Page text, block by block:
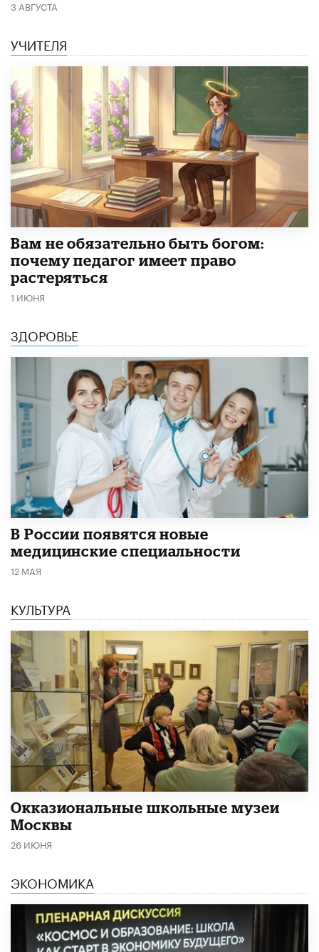
3 АВГУСТА
УЧИТЕЛЯ
​Вам не обязательно быть богом:
почему педагог имеет право
растеряться
1 ИЮНЯ
ЗДОРОВЬЕ
В России появятся новые
медицинские специальности
12 МАЯ
КУЛЬТУРА
​Окказиональные школьные музеи
Москвы
26 ИЮНЯ
ЭКОНОМИКА